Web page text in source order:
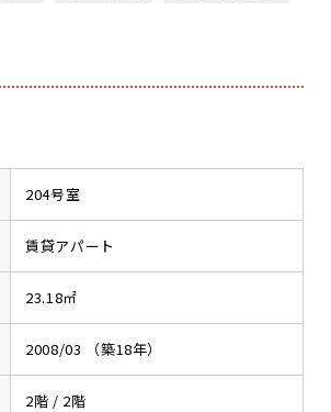
204号室
賃貸アパート
23.18㎡
2008/03 （築18年）
2階 / 2階